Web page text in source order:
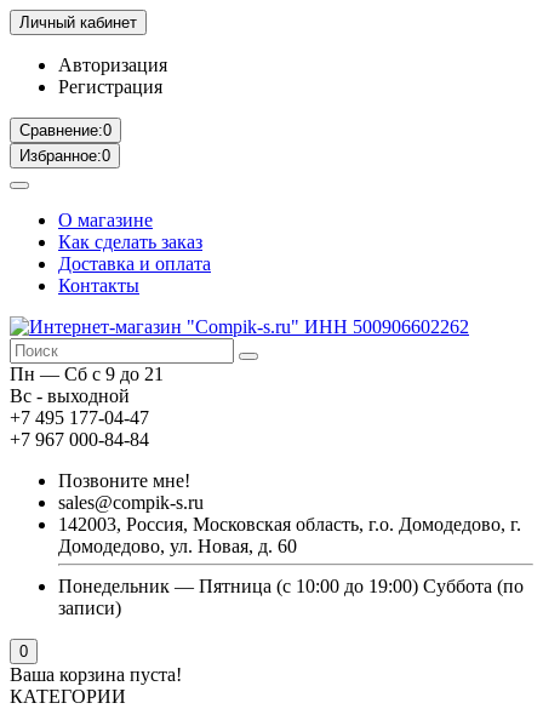
Личный кабинет
Авторизация
Регистрация
Сравнение:0
Избранное:0
О магазине
Как сделать заказ
Доставка и оплата
Контакты
Пн — Сб с 9 до 21
Вс - выходной
+7 495 177-04-47
+7 967 000-84-84
Позвоните мне!
sales@compik-s.ru
142003, Россия, Московская область, г.о. Домодедово, г.
Домодедово, ул. Новая, д. 60
Понедельник — Пятница (с 10:00 до 19:00) Суббота (по
записи)
0
Ваша корзина пуста!
КАТЕГОРИИ